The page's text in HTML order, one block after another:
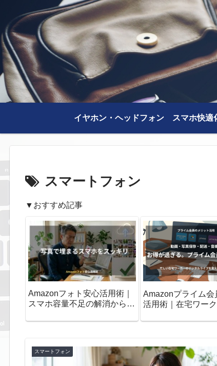
イヤホン・ヘッドフォン スマホ快適
スマートフォン
▼おすすめ記事
Amazonフォト安心活用術｜
スマホ容量不足の解消から削
Amazonプライム会
活用術｜在宅ワー
プ
スマートフォン